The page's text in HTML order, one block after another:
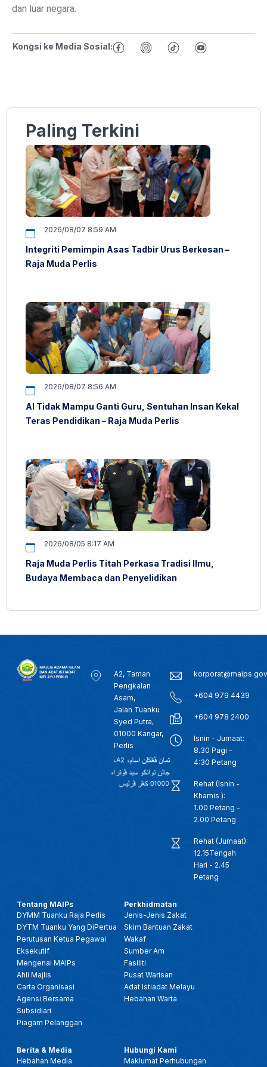
dan luar negara.
Kongsi ke Media Sosial:
Paling Terkini
2026/08/07 8:59 AM
Integriti Pemimpin Asas Tadbir Urus Berkesan –
Raja Muda Perlis
2026/08/07 8:56 AM
AI Tidak Mampu Ganti Guru, Sentuhan Insan Kekal
Teras Pendidikan – Raja Muda Perlis
2026/08/05 8:17 AM
Raja Muda Perlis Titah Perkasa Tradisi Ilmu,
Budaya Membaca dan Penyelidikan
A2, Taman
Pengkalan
Asam,
Jalan Tuanku
Syed Putra,
01000 Kangar,
Perlis
+604 979 4439
+604 978 2400
Isnin - Jumaat:
8.30 Pagi -
4:30 Petang
Rehat (Isnin -
Khamis ):
1.00 Petang -
2.00 Petang
Rehat (Jumaat):
12.15Tengah
Hari - 2.45
Petang
Tentang MAIPs
DYMM Tuanku Raja Perlis
DYTM Tuanku Yang DiPertua
Perutusan Ketua Pegawai
Eksekutif
Mengenai MAIPs
Ahli Majlis
Carta Organisasi
Agensi Bersama
Subsidiari
Piagam Pelanggan
Perkhidmatan
Jenis-Jenis Zakat
Skim Bantuan Zakat
Wakaf
Sumber Am
Fasiliti
Pusat Warisan
Adat Istiadat Melayu
Hebahan Warta
Berita & Media
Hebahan Media
Hubungi Kami
Maklumat Perhubungan